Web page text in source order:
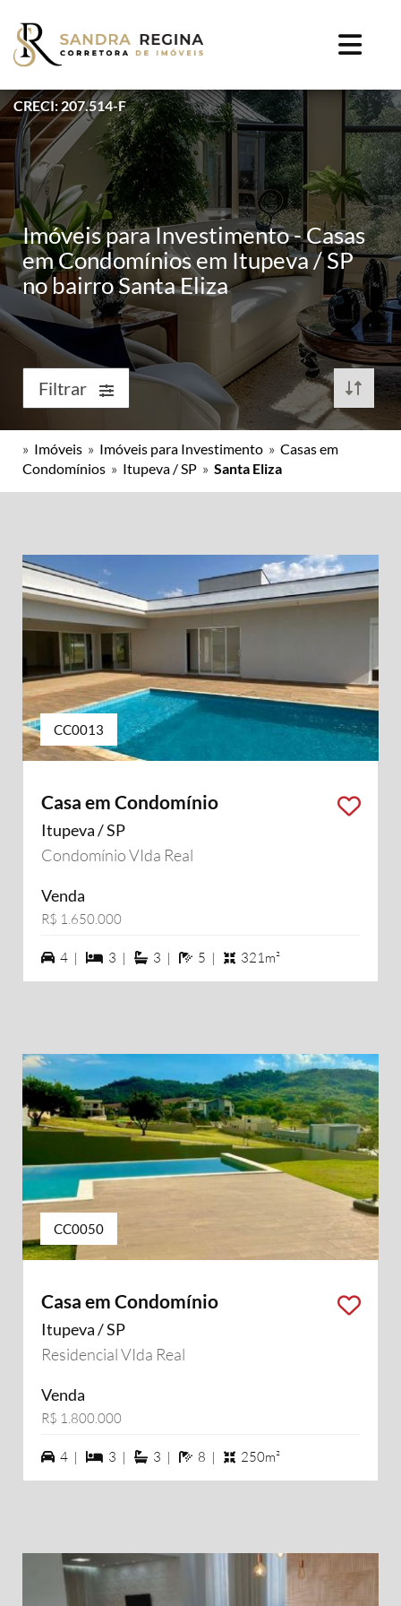
CRECI: 207.514-F
Imóveis para Investimento - Casas
em Condomínios em Itupeva / SP
no bairro Santa Eliza
Filtrar
» Imóveis » Imóveis para Investimento » Casas em
Condomínios » Itupeva / SP » Santa Eliza
CC0013
Casa em Condomínio
Itupeva / SP
Condomínio VIda Real
Venda
R$ 1.650.000
4 vagas na garagem
4 | 3 dormiórios
3 | 3 suítes
3 | 5 banheiros
5 | 321m²
CC0050
Casa em Condomínio
Itupeva / SP
Residencial VIda Real
Venda
R$ 1.800.000
4 vagas na garagem
4 | 3 dormiórios
3 | 3 suítes
3 | 8 banheiros
8 | 250m²